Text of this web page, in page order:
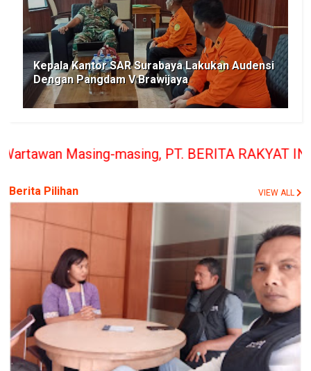
Kepala Kantor SAR Surabaya Lakukan Audensi
Dengan Pangdam V Brawijaya
masing, PT. BERITA RAKYAT INDONESIA
Berita Pilihan VIEW ALL